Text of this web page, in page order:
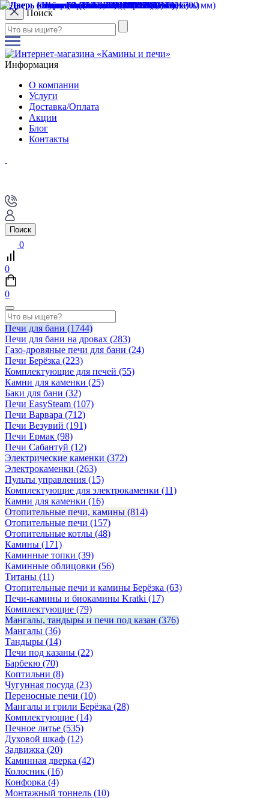
Поиск
Информация
О компании
Услуги
Доставка/Оплата
Акции
Блог
Контакты
Поиск
0
0
0
Печи для бани (1744)
Печи для бани на дровах (283)
Газо-дровяные печи для бани (24)
Печи Берёзка (223)
Комплектующие для печей (55)
Камни для каменки (25)
Баки для бани (32)
Печи EasySteam (107)
Печи Варвара (712)
Печи Везувий (191)
Печи Ермак (98)
Печи Сабантуй (12)
Электрические каменки (372)
Электрокаменки (263)
Пульты управления (15)
Комплектующие для электрокаменки (11)
Камни для каменки (16)
Отопительные печи, камины (814)
Отопительные печи (157)
Отопительные котлы (48)
Камины (171)
Каминные топки (39)
Каминные облицовки (56)
Титаны (11)
Отопительные печи и камины Берёзка (63)
Печи-камины и биокамины Kratki (17)
Комплектующие (79)
Мангалы, тандыры и печи под казан (376)
Мангалы (36)
Тандыры (14)
Печи под казаны (22)
Барбекю (70)
Коптильни (8)
Чугунная посуда (23)
Переносные печи (10)
Мангалы и грили Берёзка (28)
Комплектующие (14)
Печное литье (535)
Духовой шкаф (12)
Задвижка (20)
Каминная дверка (42)
Колосник (16)
Конфорка (4)
Монтажный тоннель (10)